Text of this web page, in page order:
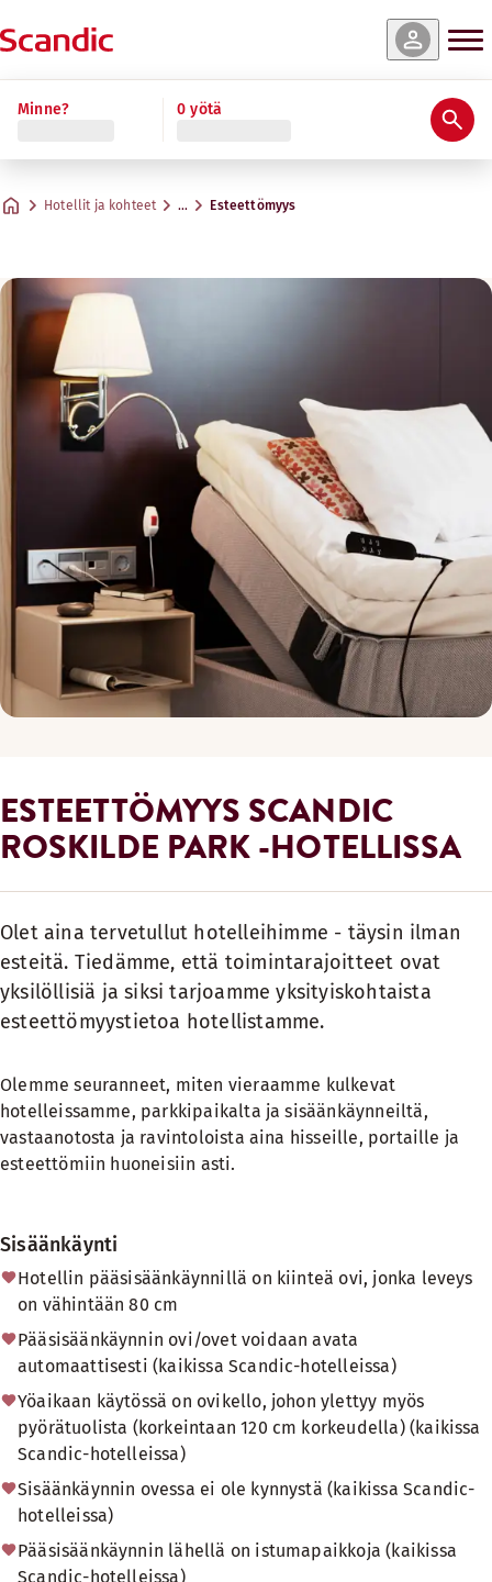
Minne? 0 yötä
Hotellit ja kohteet … Esteettömyys
ESTEETTÖMYYS SCANDIC
ROSKILDE PARK -HOTELLISSA
Olet aina tervetullut hotelleihimme - täysin ilman
esteitä. Tiedämme, että toimintarajoitteet ovat
yksilöllisiä ja siksi tarjoamme yksityiskohtaista
esteettömyystietoa hotellistamme.
Olemme seuranneet, miten vieraamme kulkevat
hotelleissamme, parkkipaikalta ja sisäänkäynneiltä,
vastaanotosta ja ravintoloista aina hisseille, portaille ja
esteettömiin huoneisiin asti.
Sisäänkäynti
Hotellin pääsisäänkäynnillä on kiinteä ovi, jonka leveys
on vähintään 80 cm
Pääsisäänkäynnin ovi/ovet voidaan avata
automaattisesti (kaikissa Scandic-hotelleissa)
Yöaikaan käytössä on ovikello, johon ylettyy myös
pyörätuolista (korkeintaan 120 cm korkeudella) (kaikissa
Scandic-hotelleissa)
Sisäänkäynnin ovessa ei ole kynnystä (kaikissa Scandic-
hotelleissa)
Pääsisäänkäynnin lähellä on istumapaikkoja (kaikissa
Scandic-hotelleissa)